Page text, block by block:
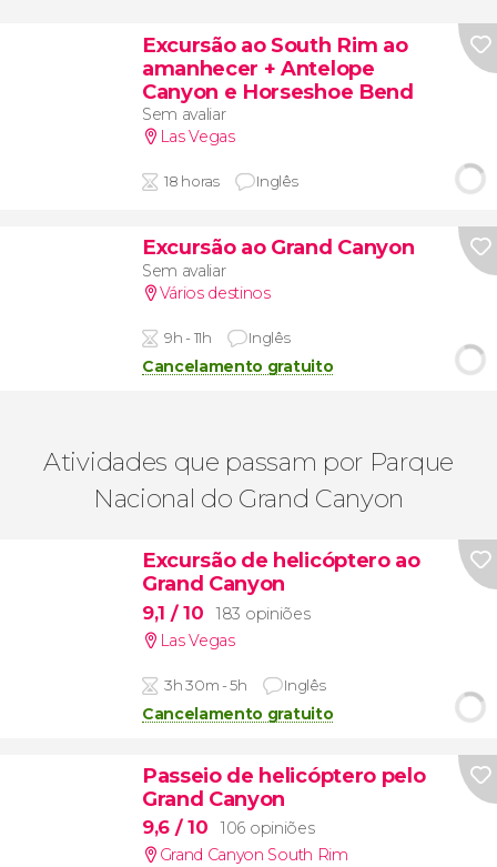
Excursão ao South Rim ao
amanhecer + Antelope
Canyon e Horseshoe Bend
Sem avaliar
Las Vegas
18 horas Inglês
Excursão ao Grand Canyon
Sem avaliar
Vários destinos
9h - 11h Inglês
Cancelamento gratuito
Atividades que passam por Parque
Nacional do Grand Canyon
Excursão de helicóptero ao
Grand Canyon
9,1 / 10
183 opiniões
Las Vegas
3h 30m - 5h Inglês
Cancelamento gratuito
Passeio de helicóptero pelo
Grand Canyon
9,6 / 10
106 opiniões
Grand Canyon South Rim